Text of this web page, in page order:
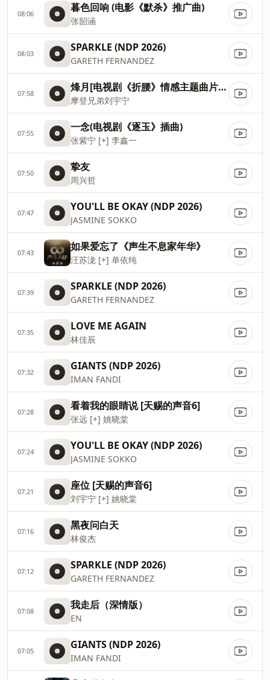
08:06 暮色回响 (电影《默杀》推广曲)
张韶涵
08:03 SPARKLE (NDP 2026)
GARETH FERNANDEZ
07:58 烽月[电视剧《折腰》情感主题曲片尾曲]
摩登兄弟刘宇宁
07:55 一念(电视剧《逐玉》插曲)
张紫宁 [+] 李鑫一
07:50 挚友
周兴哲
07:47 YOU'LL BE OKAY (NDP 2026)
JASMINE SOKKO
07:43 如果爱忘了《声生不息家年华》
汪苏泷 [+] 单依纯
07:39 SPARKLE (NDP 2026)
GARETH FERNANDEZ
07:35 LOVE ME AGAIN
林佳辰
07:32 GIANTS (NDP 2026)
IMAN FANDI
07:28 看着我的眼睛说 [天赐的声音6]
张远 [+] 姚晓棠
07:24 YOU'LL BE OKAY (NDP 2026)
JASMINE SOKKO
07:21 座位 [天赐的声音6]
刘宇宁 [+] 姚晓棠
07:16 黑夜问白天
林俊杰
07:12 SPARKLE (NDP 2026)
GARETH FERNANDEZ
07:08 我走后（深情版）
EN
07:05 GIANTS (NDP 2026)
IMAN FANDI